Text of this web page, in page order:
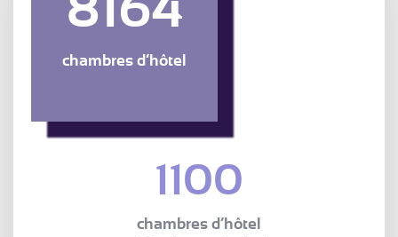
chambres d’hôtel
1100
chambres d’hôtel